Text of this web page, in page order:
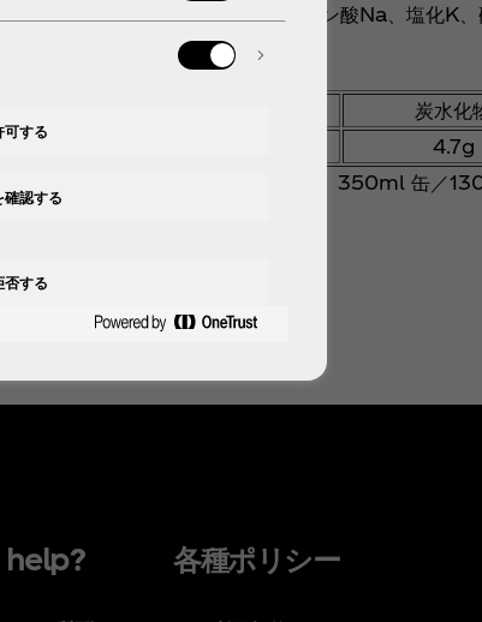
化Na／炭酸、クエン酸、香料、クエン酸Na、塩化K
炭水化
4.7g
（消費税別）：490ml PET／140円、350ml 缶／
各種ポリシー
可する
否する
確認する